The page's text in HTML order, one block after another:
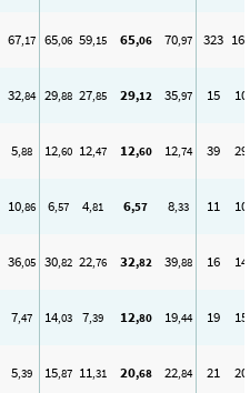
67,17 65,06 59,15 65,06 70,97 323 168
32,84 29,88 27,85 29,12 35,97 15 10
5,88 12,60 12,47 12,60 12,74 39 29
10,86 6,57 4,81 6,57 8,33 11 10
36,05 30,82 22,76 32,82 39,88 16 14
7,47 14,03 7,39 12,80 19,44 19 15
5,39 15,87 11,31 20,68 22,84 21 20